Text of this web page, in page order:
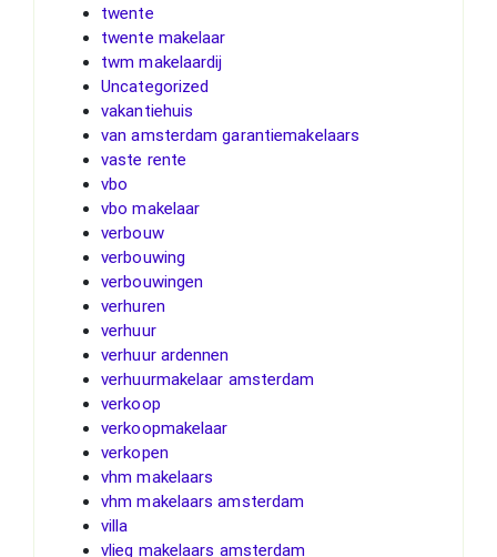
twente
twente makelaar
twm makelaardij
Uncategorized
vakantiehuis
van amsterdam garantiemakelaars
vaste rente
vbo
vbo makelaar
verbouw
verbouwing
verbouwingen
verhuren
verhuur
verhuur ardennen
verhuurmakelaar amsterdam
verkoop
verkoopmakelaar
verkopen
vhm makelaars
vhm makelaars amsterdam
villa
vlieg makelaars amsterdam